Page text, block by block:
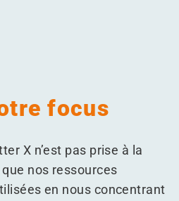
focus
X n’est pas prise à la
nos ressources
en nous concentrant